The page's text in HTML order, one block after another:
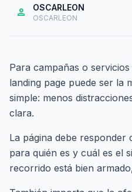
person OSCARLEON
OSCARLEON
Para campañas o
landing page puede ser la
simple: menos
clara.
La página debe
para quién es y cuál es el
recorrido está bien